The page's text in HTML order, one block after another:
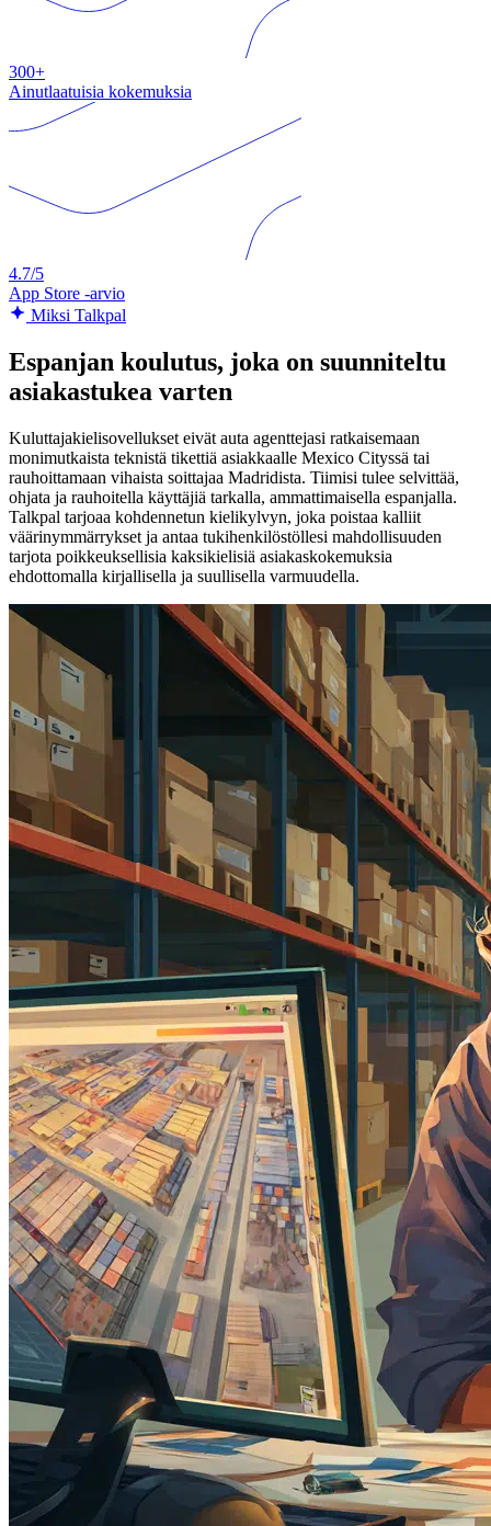
300+
Ainutlaatuisia kokemuksia
4.7/5
App Store -arvio
Miksi Talkpal
Espanjan koulutus, joka on suunniteltu
asiakastukea varten
Kuluttajakielisovellukset eivät auta agenttejasi ratkaisemaan
monimutkaista teknistä tikettiä asiakkaalle Mexico Cityssä tai
rauhoittamaan vihaista soittajaa Madridista. Tiimisi tulee selvittää,
ohjata ja rauhoitella käyttäjiä tarkalla, ammattimaisella espanjalla.
Talkpal tarjoaa kohdennetun kielikylvyn, joka poistaa kalliit
väärinymmärrykset ja antaa tukihenkilöstöllesi mahdollisuuden
tarjota poikkeuksellisia kaksikielisiä asiakaskokemuksia
ehdottomalla kirjallisella ja suullisella varmuudella.